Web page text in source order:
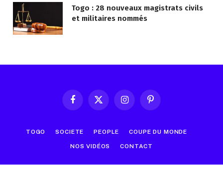
Togo : 28 nouveaux magistrats civils
et militaires nommés
FacebookX
InstagramPinterest
TOGO SOCIETE PEOPLE COUPE DU MONDE
NOS VIDÉOS CONTACT